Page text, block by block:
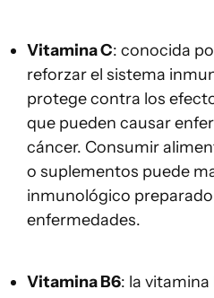
Vitamina C: conocida
reforzar el sistema
protege contra los
que pueden causar
cáncer. Consumir
o suplementos puede
inmunológico
enfermedades.
Vitamina B6: la vitamina